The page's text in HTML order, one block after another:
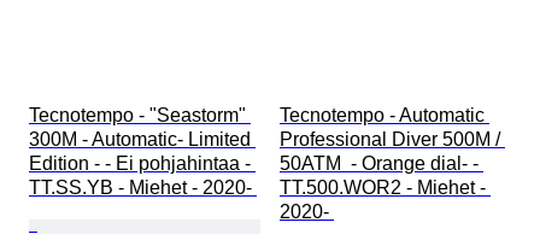
Tecnotempo - "Seastorm"
300M - Automatic- Limited
Edition - - Ei pohjahintaa -
TT.SS.YB - Miehet - 2020-
Tecnotempo - Automatic
Professional Diver 500M /
50ATM  - Orange dial- -
TT.500.WOR2 - Miehet -
2020-